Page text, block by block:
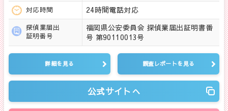
対応時間 24時間電話対応
探偵業届出
証明番号
福岡県公安委員会 探偵業届出証明書番
号 第90110013号
詳細を見る 調査レポートを見る
公式サイトへ